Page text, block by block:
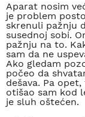
Aparat nosim
je problem
skrenuli pažnju
susednoj sobi.
pažnju na to.
sam da ne
Ako gledam
počeo da
dešava. Pa
otišao sam kod
je sluh oštećen.